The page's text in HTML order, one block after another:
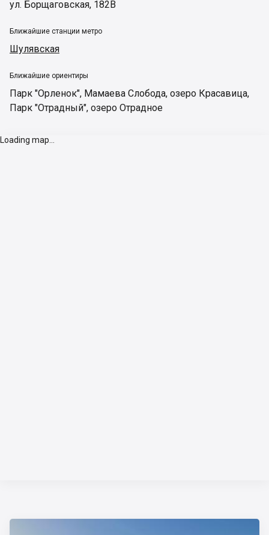
ул. Борщаговская, 182В
Ближайшие станции метро
Шулявская
Ближайшие ориентиры
Парк "Орленок", Мамаева Слобода, озеро Красавица,
Парк "Отрадный", озеро Отрадное
Loading map...